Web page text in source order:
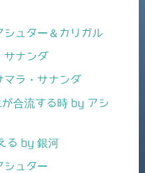
ュター＆カリガル
サナンダ
マラ・サナンダ
合流する時 by アシ
る by 銀河
シュター